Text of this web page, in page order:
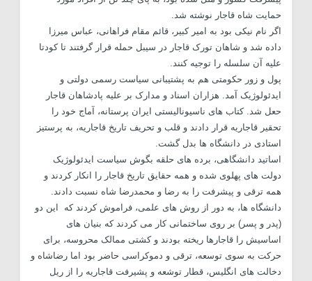
حمایت شاه قاجار نوشته شد.
اگر نام نیکی بود به امیر کبیر، قائم مقام فراهانی، عباس میرزا
داده شد و شاهان تورک قاجار در سیبل حمله قرار گرفتند تا کودتا
علیه آن سلسله را توجیه کنند.
پول و زور حکومتی هم به پشتیبانی سیاست رسمی دولتی و
ایدئولوژیک آمد. هزاران اسناد و مدارک بر علیه پادشاهان قاجار
حعل شد. کتاب های ناسیونالیستی ایران پرستانه، آماج خود را
تحقیر قاجاریه قرار دادند و قلب و تحریف تاریخ قاجاریه، به پرستیز
استادی در دانشگاه ها بدل گشت.
اساتید دانشگاهی، برده های حلقه بگوش سیاست ایدئولوژیک
دولت های پهلوی شده و همه حقایق تاریخ قاجار را انکار کردند و
همه ترقی و پیشرفت را به رضا و محمدرضا شاه نسبت دادند.
دانشگاه ها، به دور از روش های علمی، فراموش کردند که این دو
(پدر و پسر) بر روی ساختمانی کار می کردند که بنیان های
اساسیش را قاجارها ریخته بودند و کشتی ممالک محروسه، برای
حرکت به سوی توسعه، ترقی و دموکراسی حاضر بود اما رضاشاه و
دخالت های انگلیس، قطار توشعه و پشیرفت قاجاریه را از ریل